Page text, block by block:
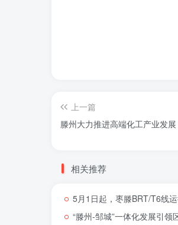
上一篇
滕州大力推进高端化工产业发展
相关推荐
5月1日起，枣滕BRT/T6线
“滕州-邹城”一体化发展引领